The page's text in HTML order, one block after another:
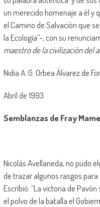
un merecido homenaje a él y
el Camino de Salvación que
la Ecología”-, con su
maestro de la civilización del
Nidia A. G. Orbea Álvarez de
Abril de 1993
Semblanzas de Fray
Nicolás Avellaneda, no pudo
de trazar algunos rasgos
Escribió: “La victoria de
el polvo de la batalla el